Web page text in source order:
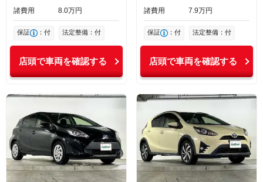
諸費用
8 0万円
保証 ：付 法定整備：付
店頭で車両を確認する
諸費用
7 9万円
保証 ：付 法定整備：付
店頭で車両を確認する